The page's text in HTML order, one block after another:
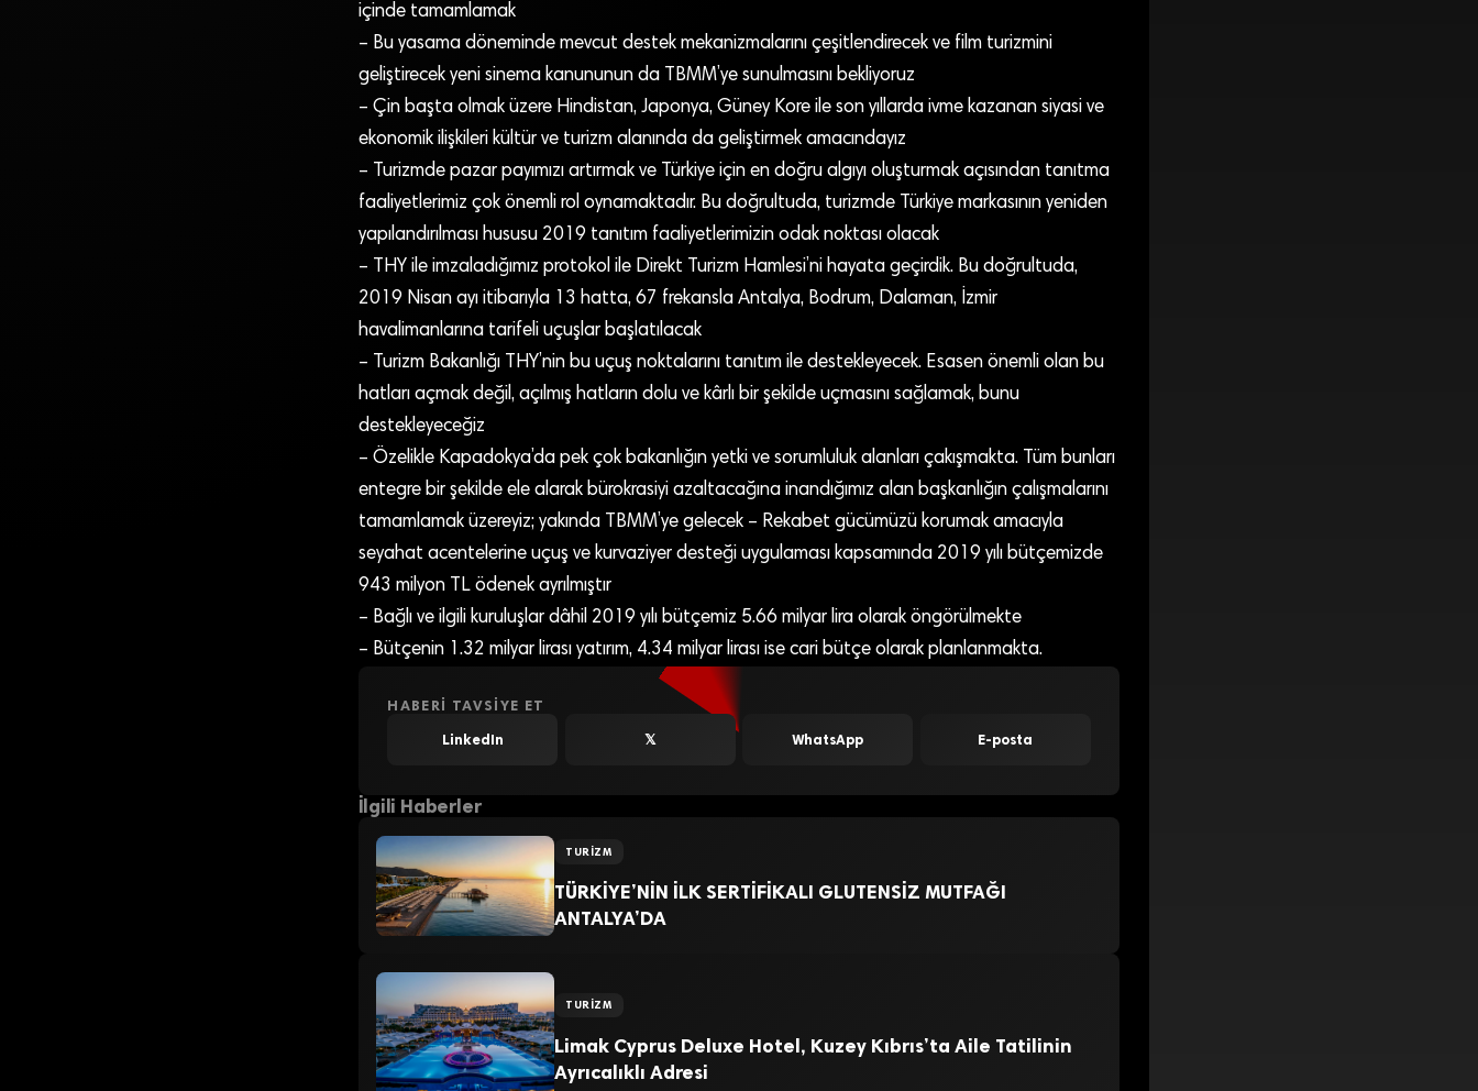
içinde tamamlamak
– Bu yasama döneminde mevcut destek mekanizmalarını çeşitlendirecek ve film turizmini
geliştirecek yeni sinema kanununun da TBMM’ye sunulmasını bekliyoruz
– Çin başta olmak üzere Hindistan, Japonya, Güney Kore ile son yıllarda ivme kazanan siyasi ve
ekonomik ilişkileri kültür ve turizm alanında da geliştirmek amacındayız
– Turizmde pazar payımızı artırmak ve Türkiye için en doğru algıyı oluşturmak açısından tanıtma
faaliyetlerimiz çok önemli rol oynamaktadır. Bu doğrultuda, turizmde Türkiye markasının yeniden
yapılandırılması hususu 2019 tanıtım faaliyetlerimizin odak noktası olacak
– THY ile imzaladığımız protokol ile Direkt Turizm Hamlesi’ni hayata geçirdik. Bu doğrultuda,
2019 Nisan ayı itibarıyla 13 hatta, 67 frekansla Antalya, Bodrum, Dalaman, İzmir
havalimanlarına tarifeli uçuşlar başlatılacak
– Turizm Bakanlığı THY’nin bu uçuş noktalarını tanıtım ile destekleyecek. Esasen önemli olan bu
hatları açmak değil, açılmış hatların dolu ve kârlı bir şekilde uçmasını sağlamak, bunu
destekleyeceğiz
– Özelikle Kapadokya’da pek çok bakanlığın yetki ve sorumluluk alanları çakışmakta. Tüm bunları
entegre bir şekilde ele alarak bürokrasiyi azaltacağına inandığımız alan başkanlığın çalışmalarını
tamamlamak üzereyiz; yakında TBMM’ye gelecek – Rekabet gücümüzü korumak amacıyla
seyahat acentelerine uçuş ve kurvaziyer desteği uygulaması kapsamında 2019 yılı bütçemizde
943 milyon TL ödenek ayrılmıştır
– Bağlı ve ilgili kuruluşlar dâhil 2019 yılı bütçemiz 5.66 milyar lira olarak öngörülmekte
– Bütçenin 1.32 milyar lirası yatırım, 4.34 milyar lirası ise cari bütçe olarak planlanmakta.
HABERI TAVSIYE ET
LinkedIn 𝕏 WhatsApp E-posta
İlgili Haberler
TURIZM
TÜRKİYE’NİN İLK SERTİFİKALI GLUTENSİZ MUTFAĞI
ANTALYA’DA
TURIZM
Limak Cyprus Deluxe Hotel, Kuzey Kıbrıs’ta Aile Tatilinin
Ayrıcalıklı Adresi